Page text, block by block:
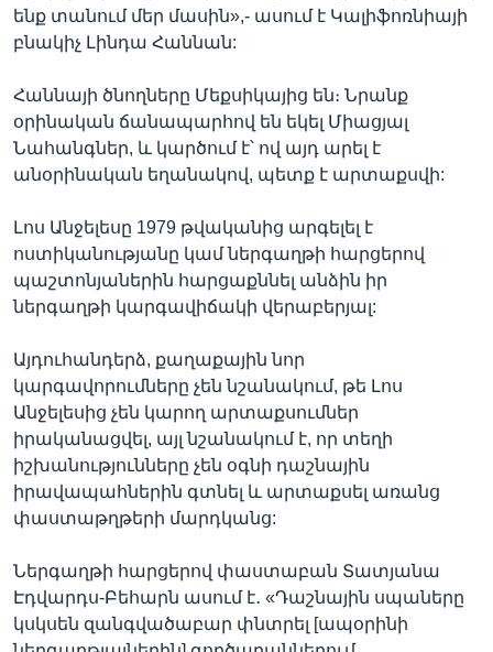
ենք տանում մեր մասին»,- ասում է Կալիֆոռնիայի
բնակիչ Լինդա Հաննան:
Հաննայի ծնողները Մեքսիկայից են։ Նրանք
օրինական ճանապարհով են եկել Միացյալ
Նահանգներ, և կարծում է՝ ով այդ արել է
անօրինական եղանակով, պետք է արտաքսվի:
Լոս Անջելեսը 1979 թվականից արգելել է
ոստիկանությանը կամ ներգաղթի հարցերով
պաշտոնյաներին հարցաքննել անձին իր
ներգաղթի կարգավիճակի վերաբերյալ:
Այդուհանդերձ, քաղաքային նոր
կարգավորումները չեն նշանակում, թե Լոս
Անջելեսից չեն կարող արտաքսումներ
իրականացվել, այլ նշանակում է, որ տեղի
իշխանությունները չեն օգնի դաշնային
իրավապահներին գտնել և արտաքսել առանց
փաստաթղթերի մարդկանց:
Ներգաղթի հարցերով փաստաբան Տատյանա
Էդվարդս-Բեհարն ասում է․ «Դաշնային սպաները
կսկսեն զանգվածաբար փնտրել [ապօրինի